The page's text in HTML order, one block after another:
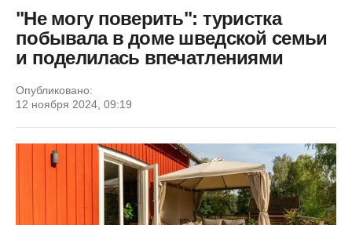
"Не могу поверить": туристка
побывала в доме шведской семьи
и поделилась впечатлениями
Опубликовано:
12 ноября 2024, 09:19